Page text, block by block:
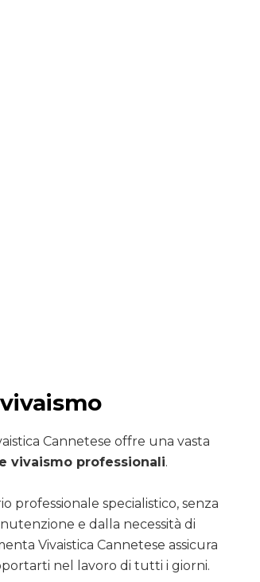
Cannetese offre una vasta
vivaismo professionali.
professionale specialistico, senza
e dalla necessità di
Vivaistica Cannetese assicura
nel lavoro di tutti i giorni.